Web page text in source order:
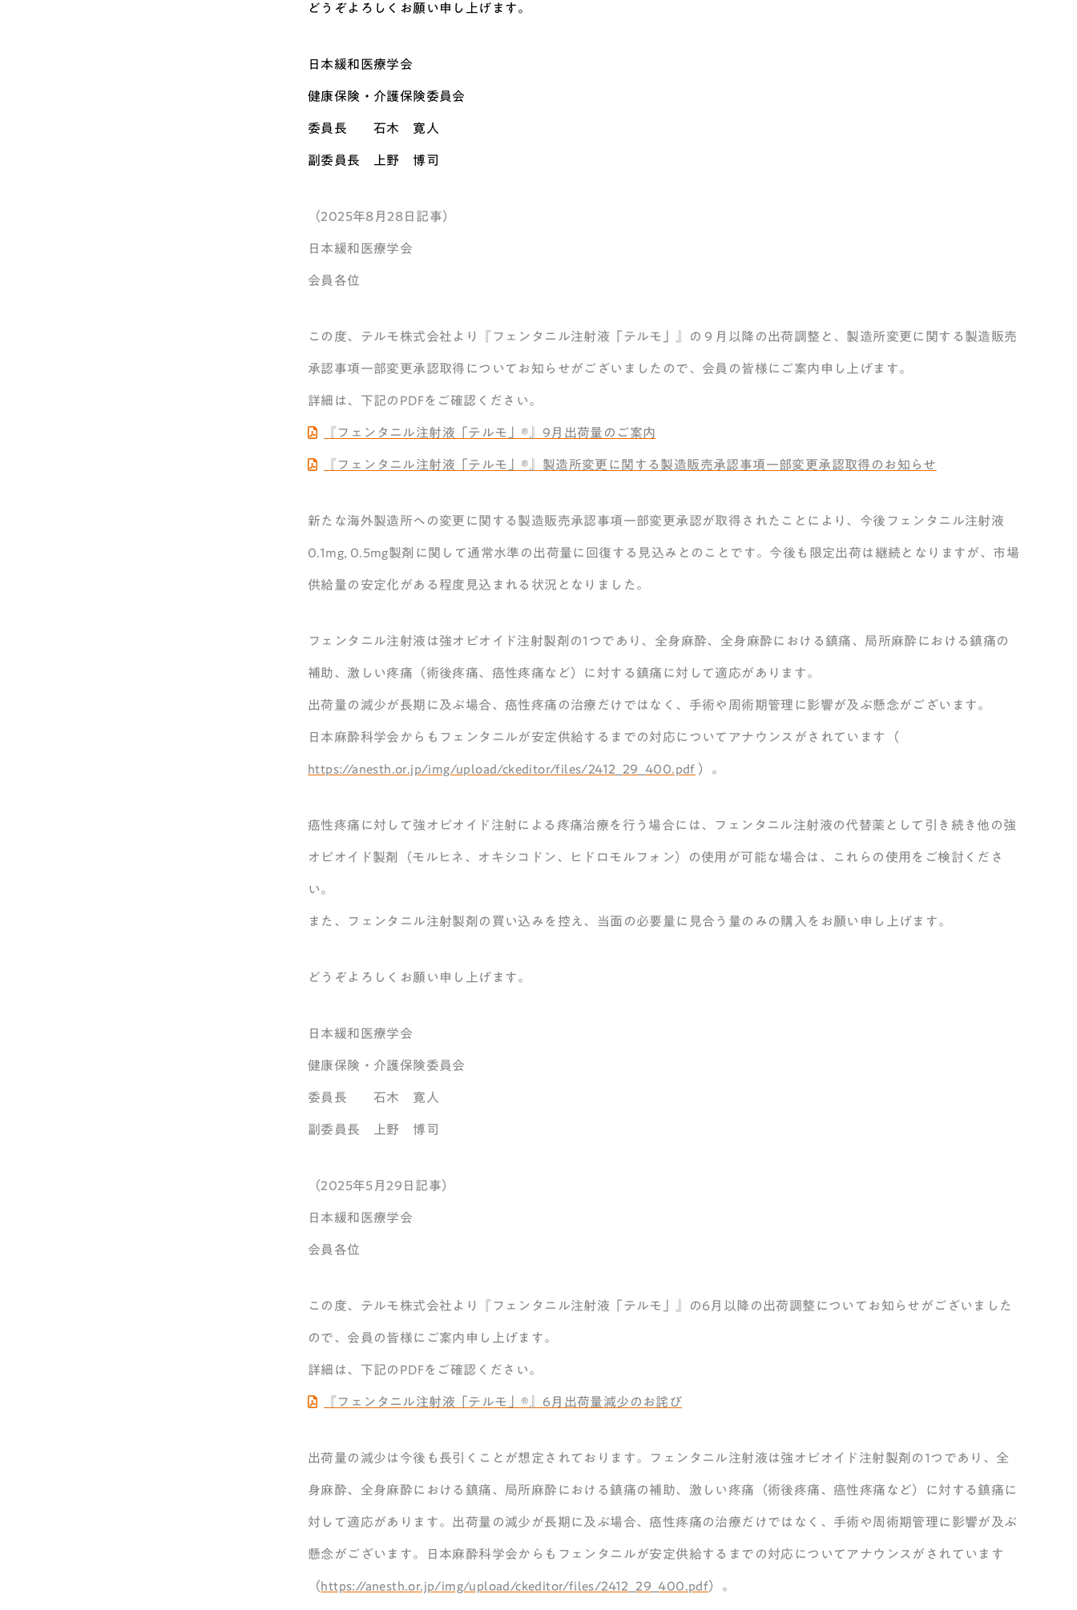
どうぞよろしくお願い申し上げます。
日本緩和医療学会
健康保険・介護保険委員会
委員長 石木 寛人
副委員長 上野 博司
（2025年8月28日記事）
日本緩和医療学会
会員各位
この度、テルモ株式会社より『フェンタニル注射液「テルモ」』の９月以降の出荷調整と、製造所変更に関する製造販売
承認事項一部変更承認取得についてお知らせがございましたので、会員の皆様にご案内申し上げます。
詳細は、下記のPDFをご確認ください。
『フェンタニル注射液「テルモ」®』9月出荷量のご案内
『フェンタニル注射液「テルモ」®』製造所変更に関する製造販売承認事項一部変更承認取得のお知らせ
新たな海外製造所への変更に関する製造販売承認事項一部変更承認が取得されたことにより、今後フェンタニル注射液
0.1mg, 0.5mg製剤に関して通常水準の出荷量に回復する見込みとのことです。今後も限定出荷は継続となりますが、市場
供給量の安定化がある程度見込まれる状況となりました。
フェンタニル注射液は強オピオイド注射製剤の1つであり、全身麻酔、全身麻酔における鎮痛、局所麻酔における鎮痛の
補助、激しい疼痛（術後疼痛、癌性疼痛など）に対する鎮痛に対して適応があります。
出荷量の減少が長期に及ぶ場合、癌性疼痛の治療だけではなく、手術や周術期管理に影響が及ぶ懸念がございます。
日本麻酔科学会からもフェンタニルが安定供給するまでの対応についてアナウンスがされています（
https://anesth.or.jp/img/upload/ckeditor/files/2412_29_400.pdf ）。
癌性疼痛に対して強オピオイド注射による疼痛治療を行う場合には、フェンタニル注射液の代替薬として引き続き他の強
オピオイド製剤（モルヒネ、オキシコドン、ヒドロモルフォン）の使用が可能な場合は、これらの使用をご検討くださ
い。
また、フェンタニル注射製剤の買い込みを控え、当面の必要量に見合う量のみの購入をお願い申し上げます。
どうぞよろしくお願い申し上げます。
日本緩和医療学会
健康保険・介護保険委員会
委員長 石木 寛人
副委員長 上野 博司
（2025年5月29日記事）
日本緩和医療学会
会員各位
この度、テルモ株式会社より『フェンタニル注射液「テルモ」』の6月以降の出荷調整についてお知らせがございました
ので、会員の皆様にご案内申し上げます。
詳細は、下記のPDFをご確認ください。
『フェンタニル注射液「テルモ」®』6月出荷量減少のお詫び
出荷量の減少は今後も長引くことが想定されております。フェンタニル注射液は強オピオイド注射製剤の1つであり、全
身麻酔、全身麻酔における鎮痛、局所麻酔における鎮痛の補助、激しい疼痛（術後疼痛、癌性疼痛など）に対する鎮痛に
対して適応があります。出荷量の減少が長期に及ぶ場合、癌性疼痛の治療だけではなく、手術や周術期管理に影響が及ぶ
懸念がございます。日本麻酔科学会からもフェンタニルが安定供給するまでの対応についてアナウンスがされています
（ https://anesth.or.jp/img/upload/ckeditor/files/2412_29_400.pdf）。